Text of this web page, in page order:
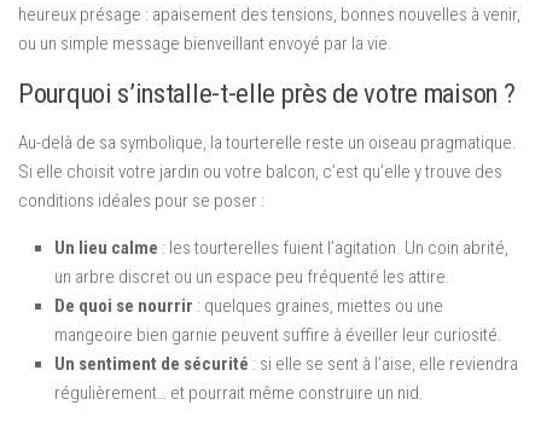
heureux présage : apaisement des tensions, bonnes nouvelles à venir,
ou un simple message bienveillant envoyé par la vie.
Pourquoi s’installe-t-elle près de votre maison ?
Au-delà de sa symbolique, la tourterelle reste un oiseau pragmatique.
Si elle choisit votre jardin ou votre balcon, c’est qu’elle y trouve des
conditions idéales pour se poser :
Un lieu calme : les tourterelles fuient l’agitation. Un coin abrité,
un arbre discret ou un espace peu fréquenté les attire.
De quoi se nourrir : quelques graines, miettes ou une
mangeoire bien garnie peuvent suffire à éveiller leur curiosité.
Un sentiment de sécurité : si elle se sent à l’aise, elle reviendra
régulièrement… et pourrait même construire un nid.